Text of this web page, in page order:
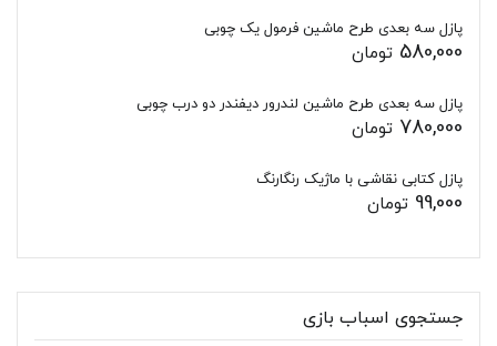
پازل سه بعدی طرح ماشین فرمول یک چوبی
580,000 تومان
پازل سه بعدی طرح ماشین لندرور دیفندر دو درب چوبی
780,000 تومان
پازل کتابی نقاشی با ماژیک رنگارنگ
99,000 تومان
جستجوی اسباب بازی